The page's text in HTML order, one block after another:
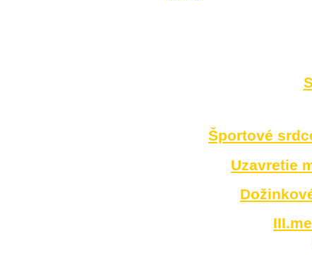
Športové
Uzavretie